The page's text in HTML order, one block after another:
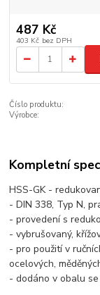
487 Kč
403 Kč bez DPH
Číslo produktu:
Výrobce:
Kompletní
HSS-GK -
- DIN 338, Typ N,
- provedení s
- vybrušovaný,
- pro použití v
ocelových,
- dodáno v obalu se